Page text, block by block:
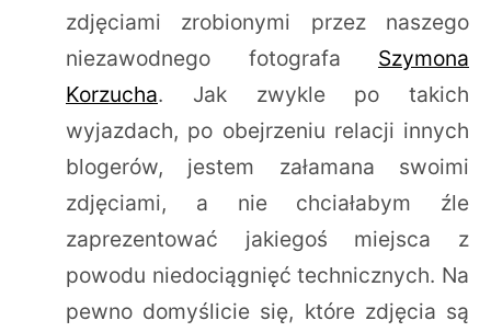
zdjęciami zrobionymi przez naszego
niezawodnego fotografa Szymona
Korzucha. Jak zwykle po takich
wyjazdach, po obejrzeniu relacji innych
blogerów, jestem załamana swoimi
zdjęciami, a nie chciałabym źle
zaprezentować jakiegoś miejsca z
powodu niedociągnięć technicznych. Na
pewno domyślicie się, które zdjęcia są